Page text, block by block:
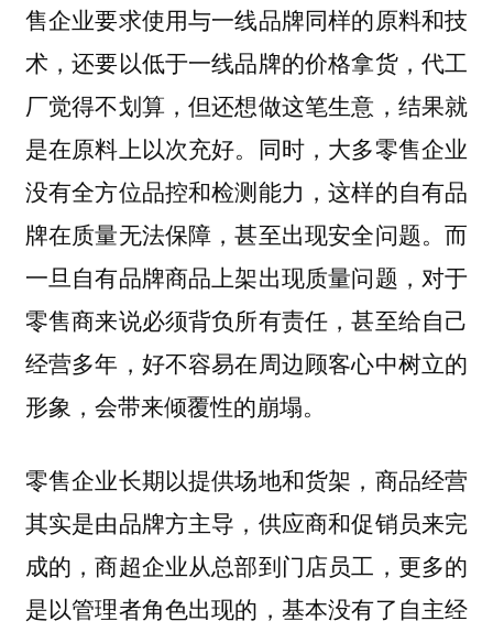
售企业要求使用与一线品牌同样的原料和技
术，还要以低于一线品牌的价格拿货，代工
厂觉得不划算，但还想做这笔生意，结果就
是在原料上以次充好。同时，大多零售企业
没有全方位品控和检测能力，这样的自有品
牌在质量无法保障，甚至出现安全问题。而
一旦自有品牌商品上架出现质量问题，对于
零售商来说必须背负所有责任 ，甚至给自己
经营多年，好不容易在周边顾客心中树立的
形象，会带来倾覆性的崩塌。
零售企业长期以提供场地和货架，商品经营
其实是由品牌方主导，供应商和促销员来完
成的，商超企业从总部到门店员工，更多的
是以管理者角色出现的，基本没有了自主经